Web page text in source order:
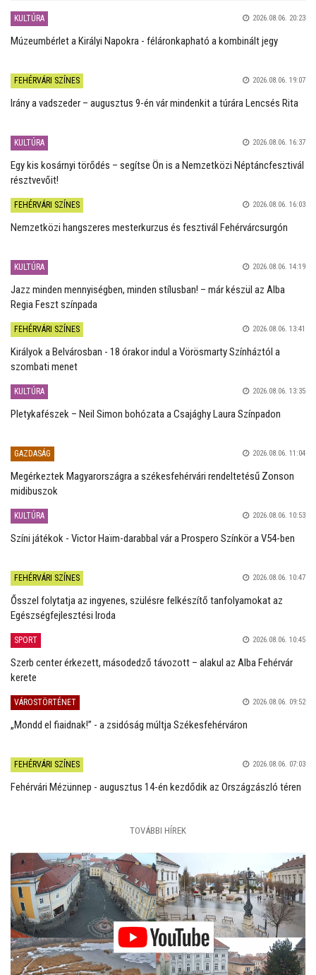
KULTÚRA 2026.08.06. 20:23
Múzeumbérlet a Királyi Napokra - féláronkapható a kombinált jegy
FEHÉRVÁRI SZÍNES 2026.08.06. 19:07
Irány a vadszeder – augusztus 9-én vár mindenkit a túrára Lencsés Rita
KULTÚRA 2026.08.06. 16:37
Egy kis kosárnyi törődés – segítse Ön is a Nemzetközi Néptáncfesztivál
résztvevőit!
FEHÉRVÁRI SZÍNES 2026.08.06. 16:03
Nemzetközi hangszeres mesterkurzus és fesztivál Fehérvárcsurgón
KULTÚRA 2026.08.06. 14:19
Jazz minden mennyiségben, minden stílusban! – már készül az Alba
Regia Feszt színpada
FEHÉRVÁRI SZÍNES 2026.08.06. 13:41
Királyok a Belvárosban - 18 órakor indul a Vörösmarty Színháztól a
szombati menet
KULTÚRA 2026.08.06. 13:35
Pletykafészek – Neil Simon bohózata a Csajághy Laura Színpadon
GAZDASÁG 2026.08.06. 11:04
Megérkeztek Magyarországra a székesfehérvári rendeltetésű Zonson
midibuszok
KULTÚRA 2026.08.06. 10:53
Színi játékok - Victor Haïm-darabbal vár a Prospero Színkör a V54-ben
FEHÉRVÁRI SZÍNES 2026.08.06. 10:47
Ősszel folytatja az ingyenes, szülésre felkészítő tanfolyamokat az
Egészségfejlesztési Iroda
SPORT 2026.08.06. 10:45
Szerb center érkezett, másodedző távozott – alakul az Alba Fehérvár
kerete
VÁROSTÖRTÉNET 2026.08.06. 09:52
„Mondd el fiaidnak!” - a zsidóság múltja Székesfehérváron
FEHÉRVÁRI SZÍNES 2026.08.06. 07:03
Fehérvári Mézünnep - augusztus 14-én kezdődik az Országzászló téren
TOVÁBBI HÍREK